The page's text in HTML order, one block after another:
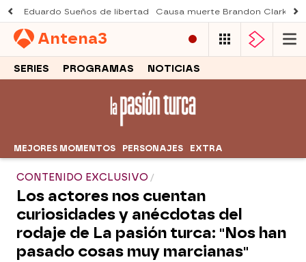
Eduardo Sueños de libertad Causa muerte Brandon Clarke
Antena3
SERIES PROGRAMAS NOTICIAS
MEJORES MOMENTOS PERSONAJES EXTRA
CONTENIDO EXCLUSIVO
Los actores nos cuentan
curiosidades y anécdotas del
rodaje de La pasión turca: "Nos han
pasado cosas muy marcianas"